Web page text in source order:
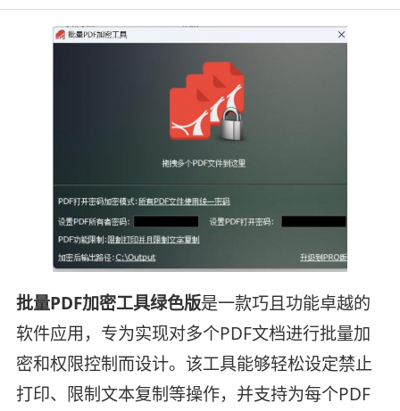
批量PDF加密工具绿色版是一款巧且功能卓越的
软件应用，专为实现对多个PDF文档进行批量加
密和权限控制而设计。该工具能够轻松设定禁止
打印、限制文本复制等操作，并支持为每个PDF